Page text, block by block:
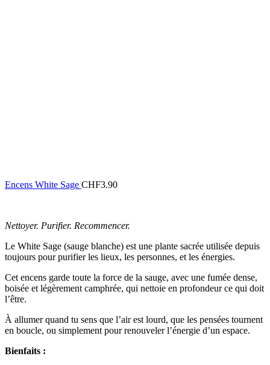
Encens White Sage CHF3.90
Nettoyer. Purifier. Recommencer.
Le White Sage (sauge blanche) est une plante sacrée utilisée depuis
toujours pour purifier les lieux, les personnes, et les énergies.
Cet encens garde toute la force de la sauge, avec une fumée dense,
boisée et légèrement camphrée, qui nettoie en profondeur ce qui doit
l’être.
À allumer quand tu sens que l’air est lourd, que les pensées tournent
en boucle, ou simplement pour renouveler l’énergie d’un espace.
Bienfaits :